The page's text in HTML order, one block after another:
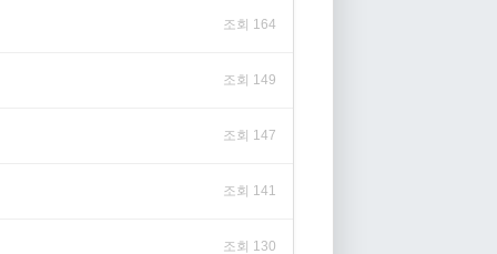
조회 164
조회 149
조회 147
조회 141
조회 130